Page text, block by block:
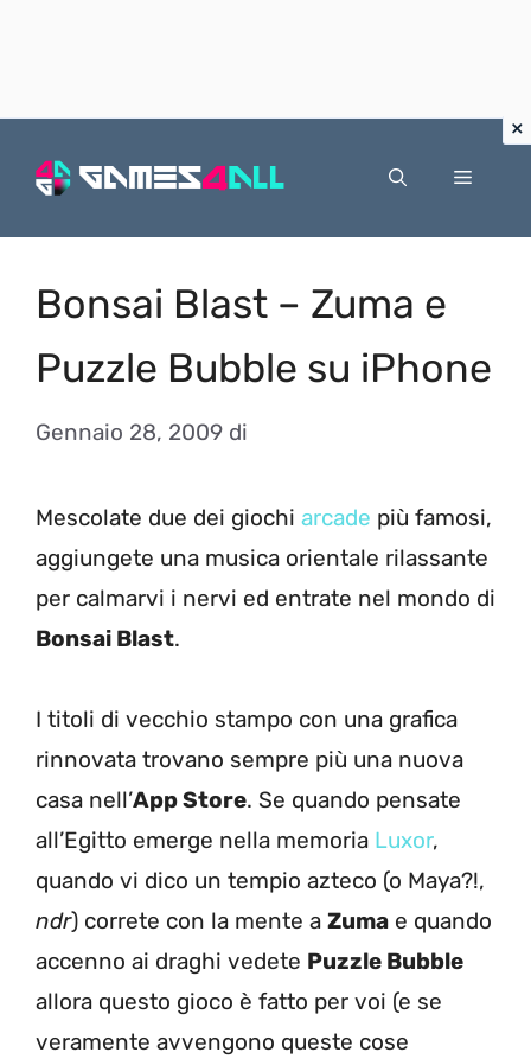
Menu
Bonsai Blast – Zuma e
Puzzle Bubble su iPhone
Gennaio 28, 2009 di
Mescolate due dei giochi arcade più famosi,
aggiungete una musica orientale rilassante
per calmarvi i nervi ed entrate nel mondo di
Bonsai Blast.
I titoli di vecchio stampo con una grafica
rinnovata trovano sempre più una nuova
casa nell’App Store. Se quando pensate
all’Egitto emerge nella memoria Luxor,
quando vi dico un tempio azteco (o Maya?!,
ndr) correte con la mente a Zuma e quando
accenno ai draghi vedete Puzzle Bubble
allora questo gioco è fatto per voi (e se
veramente avvengono queste cose